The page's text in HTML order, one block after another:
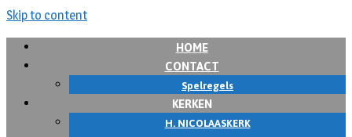
Skip to content
HOME
CONTACT
Spelregels
KERKEN
H. NICOLAASKERK